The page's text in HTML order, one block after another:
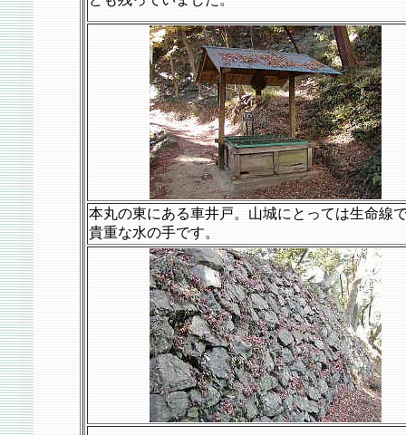
本丸の東にある車井戸。山城にとっては生命線
貴重な水の手です。